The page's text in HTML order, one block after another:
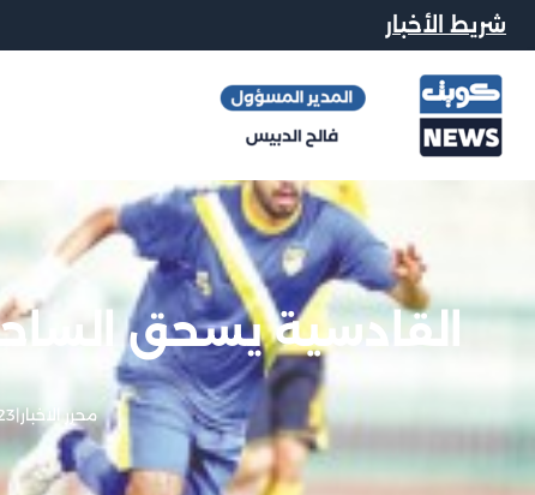
شريط الأخبار
القادسية يسحق
محرر الاخبار|
23